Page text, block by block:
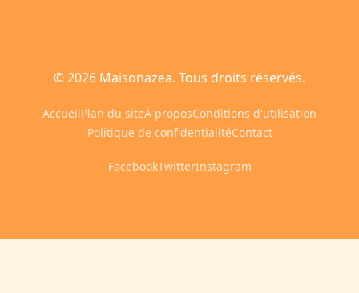
© 2026 Maisonazea. Tous droits réservés.
AccueilPlan du siteÀ proposConditions d'utilisation
Politique de confidentialitéContact
FacebookTwitterInstagram